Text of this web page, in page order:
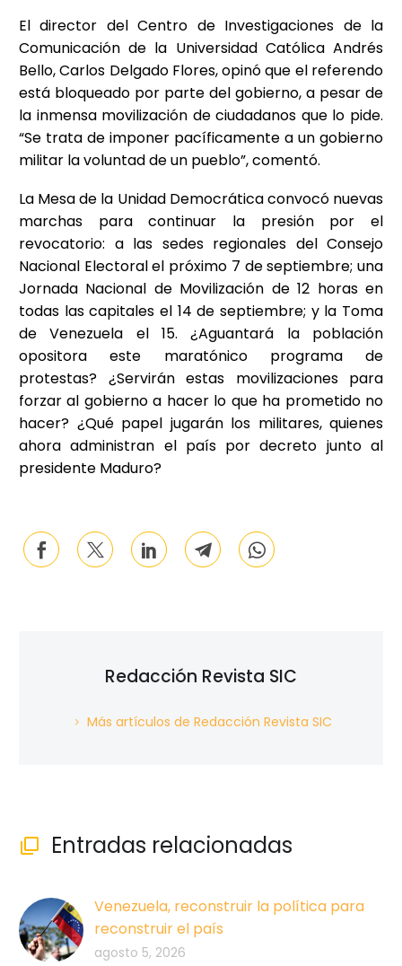
El director del Centro de Investigaciones de la
Comunicación de la Universidad Católica Andrés
Bello, Carlos Delgado Flores, opinó que el referendo
está bloqueado por parte del gobierno, a pesar de
la inmensa movilización de ciudadanos que lo pide.
“Se trata de imponer pacíficamente a un gobierno
militar la voluntad de un pueblo”, comentó.
La Mesa de la Unidad Democrática convocó nuevas
marchas para continuar la presión por el
revocatorio: a las sedes regionales del Consejo
Nacional Electoral el próximo 7 de septiembre; una
Jornada Nacional de Movilización de 12 horas en
todas las capitales el 14 de septiembre; y la Toma
de Venezuela el 15. ¿Aguantará la población
opositora este maratónico programa de
protestas? ¿Servirán estas movilizaciones para
forzar al gobierno a hacer lo que ha prometido no
hacer? ¿Qué papel jugarán los militares, quienes
ahora administran el país por decreto junto al
presidente Maduro?
Redacción Revista SIC
Más artículos de Redacción Revista SIC
 Entradas relacionadas
Venezuela, reconstruir la política para
reconstruir el país
agosto 5, 2026